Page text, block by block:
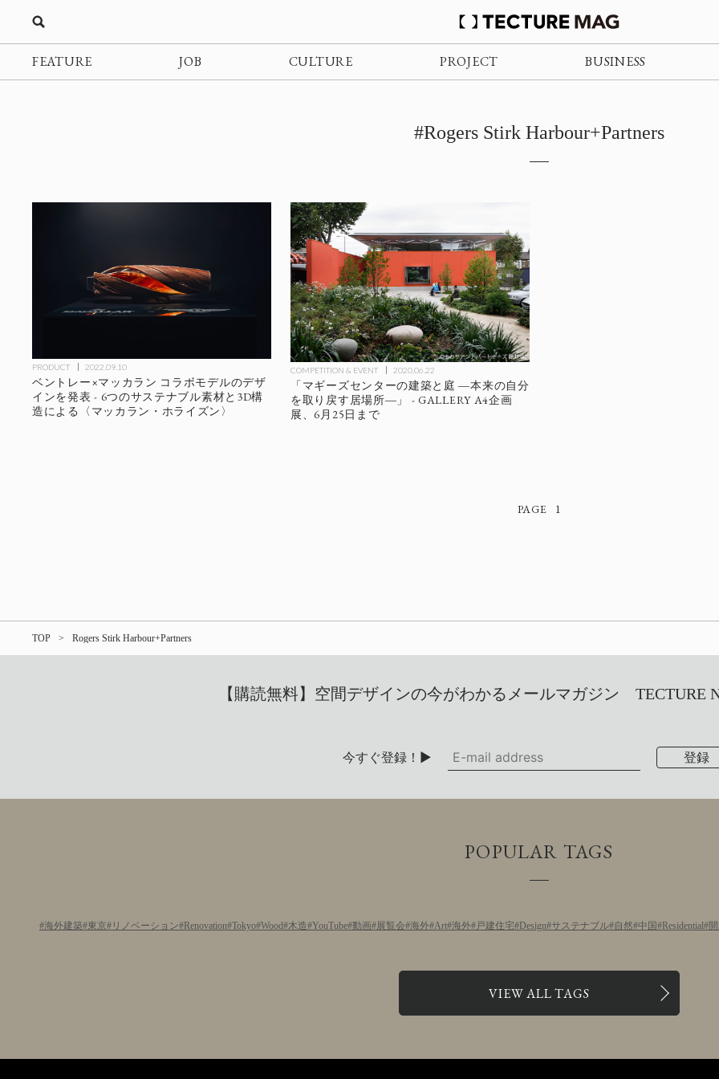
FEATURE JOB CULTURE PROJECT BUSINESS
#Rogers Stirk Harbour+Partners
PRODUCT 2022.09.10
ベントレー×マッカラン コラボモデルのデザ
インを発表 - 6つのサステナブル素材と3D構
造による〈マッカラン・ホライズン〉
COMPETITION & EVENT 2020.06.22
「マギーズセンターの建築と庭 ―本来の自分
を取り戻す居場所―」 - GALLERY A4企画
展、6月25日まで
1
TOP Rogers Stirk Harbour+Partners
【購読無料】空間デザインの今がわかるメールマガジン TECTURE
今すぐ登録！▶
POPULAR TAGS
海外建築 東京 リノベーション Renovation Tokyo Wood 木造 YouTube 動画 展覧会 海外 Art 海外 戸建住宅 Design サステナブル 自然 中国 Residential
VIEW ALL TAGS